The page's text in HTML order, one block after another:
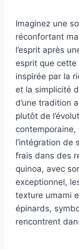
Imaginez une
réconfortant
l’esprit après
esprit que
inspirée par la
et la simplicité
d’une tradition
plutôt de
contemporaine,
l’intégration de
frais dans des
quinoa, avec
exceptionnel,
texture umami
épinards,
rencontrent